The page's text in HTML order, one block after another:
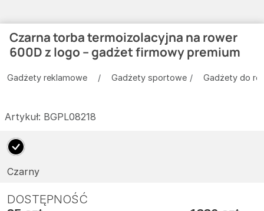
Czarna torba termoizolacyjna na rower
600D z logo – gadżet firmowy premium
Gadżety reklamowe Gadżety sportowe Gadżety do
Artykuł: BGPL08218
Czarny
DOSTĘPNOŚĆ